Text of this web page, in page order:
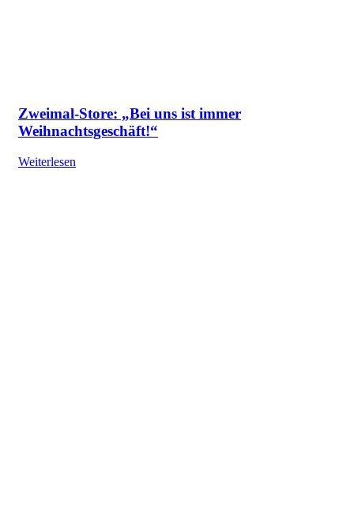
Zweimal-Store: „Bei uns ist immer
Weihnachtsgeschäft!“
Weiterlesen